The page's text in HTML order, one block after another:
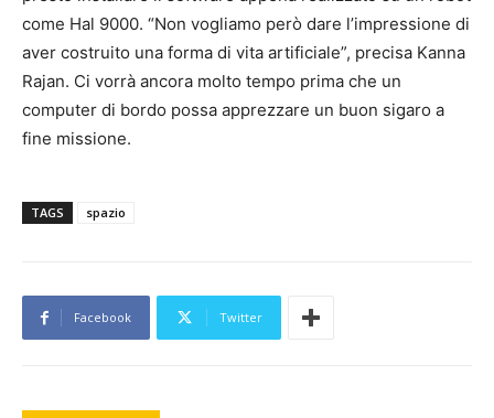
come Hal 9000. “Non vogliamo però dare l’impressione di
aver costruito una forma di vita artificiale”, precisa Kanna
Rajan. Ci vorrà ancora molto tempo prima che un
computer di bordo possa apprezzare un buon sigaro a
fine missione.
TAGS spazio
Facebook Twitter